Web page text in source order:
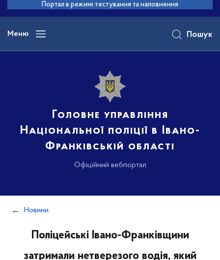
основного
вмісту
Портал в режимі тестування та наповнення
Меню
Головне управління
Національної поліції в Івано-
Франківській області
Офіційний вебпортал
Пошук
Новини
Поліцейські Івано-Франківщини
затримали нетверезого водія, який